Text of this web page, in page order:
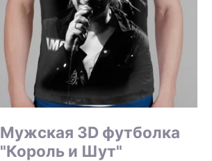
Мужская 3D футболка
"Король и Шут"